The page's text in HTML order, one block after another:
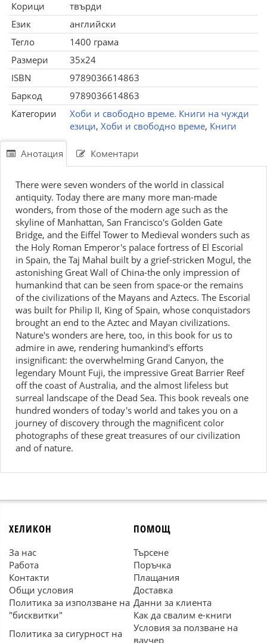
Корици
твърди
Език
английски
Тегло
1400 грама
Размери
35x24
ISBN
9789036614863
Баркод
9789036614863
Категории
Хоби и свободно време. Книги на чужди
езици, Хоби и свободно време, Книги
Анотация Коментари
There were seven wonders of the world in classical
antiquity. Today there are many more man-made
wonders, from those of the modern age such as the
skyline of Manhattan, San Francisco's Golden Gate
Bridge, and the Eiffel Tower to Medieval wonders such as
the Holy Roman Emperor's palace fortress of El Escorial
in Spain, the Taj Mahal built by a grief-stricken Mogul, the
astonishing Great Wall of China-the only impression of
humankind that can be seen from space-or the remains
of the civilizations of the Mayans and Aztecs. The Escorial
was built for Philip II, King of Spain, whose conquistadors
brought an end to the Aztec and Mayan civilizations.
Nature's wonders are here, too, in this book for us to
admire in awe, rendering humankind's efforts
insignificant: the overwhelming Grand Canyon, the
legendary Mount Fuji, the impressive Great Barrier Reef
off the coast of Australia, and the almost lifeless but
surreal landscape of the Dead Sea. This book reveals one
hundred wonders of today's world and takes you on a
journey of discovery through the magnificent color
photographs of these great treasures of our civilization
and of nature.
ХЕЛИКОН
За нас
Работа
Контакти
Общи условия
Политика за използване на
"бисквитки"
Политика за сигурност на
ПОМОЩ
Търсене
Поръчка
Плащания
Доставка
Данни за клиента
Как да свалим е-книги
Условия за ползване на
ваучер